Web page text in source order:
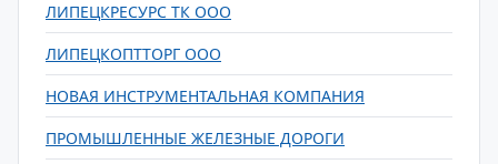
ЛИПЕЦКРЕСУРС ТК ООО
ЛИПЕЦКОПТТОРГ ООО
НОВАЯ ИНСТРУМЕНТАЛЬНАЯ КОМПАНИЯ
ПРОМЫШЛЕННЫЕ ЖЕЛЕЗНЫЕ ДОРОГИ